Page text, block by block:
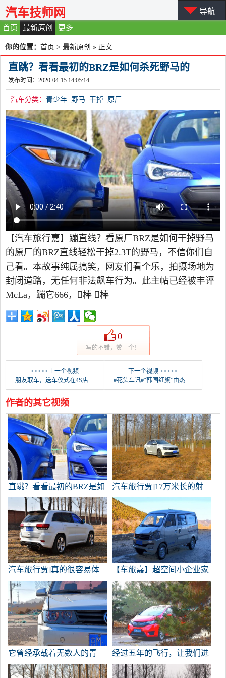
首页 最新原创 更多
汽车技师网 导航
你的位置： 首页 > 最新原创 » 正文
直跳？看看最初的BRZ是如何杀死野马的
发布时间：2020-04-15 14:05:14
汽车分类： 青少年 野马 干掉 原厂
【汽车旅行嘉】蹦直线？看原厂BRZ是如何干掉野马
的原厂的BRZ直线轻松干掉2.3T的野马，不信你们自
己看。本故事纯属搞笑，网友们看个乐，拍摄场地为
封闭道路，无任何非法飙车行为。此主帖已经被丰评
McLa，蹦它666，棒 棒
0
写的不错，赞一个！
<<<<<上一个视频
朋友取车，送车仪式在4S店举行
下一个视频 >>>>>
#花头车讯#“韩国红旗”由杰尼斯的继承者尼斯的G80发行
作者的其它视频
直跳？看看最初的BRZ是如
何杀死野马的
汽车旅行贾]17万米长的射
手座撞上地面后，你现在节
省了多少燃料？
汽车旅行贾]真的很容易体
验百万级V8
【车旅嘉】超空间小企业家
专家，长安V3箱货
它曾经承载着无数人的青
春，但现在它早已远去。
经过五年的飞行，让我们进
来看看。